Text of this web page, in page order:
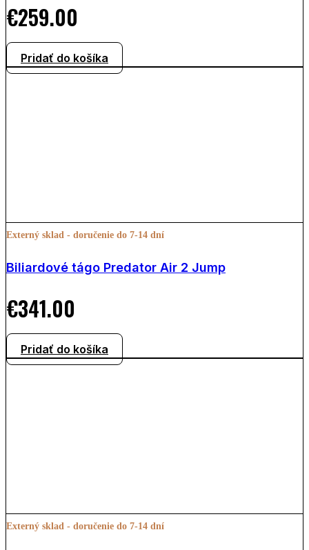
€259.00
Pridať do košíka
Externý sklad - doručenie do 7-14 dní
Biliardové tágo Predator Air 2 Jump
€341.00
Pridať do košíka
Externý sklad - doručenie do 7-14 dní